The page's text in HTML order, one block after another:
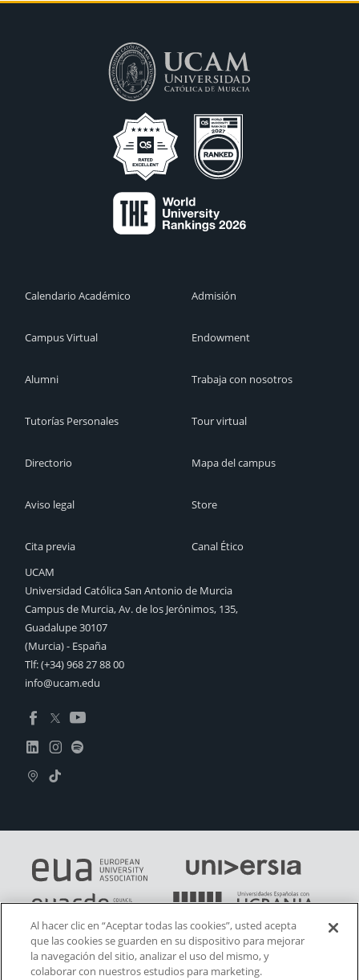
Calendario Académico
Campus Virtual
Alumni
Tutorías Personales
Directorio
Aviso legal
Cita previa
Admisión
Endowment
Trabaja con nosotros
Tour virtual
Mapa del campus
Store
Canal Ético
UCAM
Universidad Católica San Antonio de Murcia
Campus de Murcia, Av. de los Jerónimos, 135,
Guadalupe 30107
(Murcia) - España
Tlf:(+34) 968 27 88 00
info@ucam.edu
Al hacer clic en “Aceptar todas las cookies”, usted acepta
que las cookies se guarden en su dispositivo para mejorar
la navegación del sitio, analizar el uso del mismo, y
colaborar con nuestros estudios para marketing.